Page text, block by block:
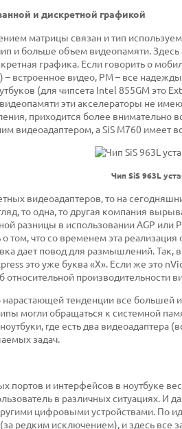
и дискретной графикой
матрицы связан и тип
и больше объем видеопамяти.
графика. Если говорить о
– встроенное видео, PM – все
(для чипсета Intel 855GM это
эти акселераторы не
приходится более внимательно
видеоадаптером, а SiS M760 имеет
Чип SiS 963L
видеоадаптеров, то на
то одна, то другая компания
разницы в использовании AGP или
том, что со временем эта
дает повод для размышлений. Так,
это уже буква «Х». Если же это
относительной производительности
нарастающей тенденции все большей
могли обращаться к системной
где есть два
задач.
портов и интерфейсов в ноутбуке
в различных ситуациях.
цифровыми устройствами. По
редким исключением), и здесь все